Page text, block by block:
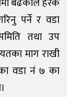
पर्ने र वडा
तथा उप
माग राखी
वडा नं ७ का